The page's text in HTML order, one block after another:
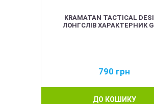
KRAMATAN TACTICAL
ЛОНГСЛІВ ХАРАКТЕРНИК
790 грн
ДО КОШИКУ